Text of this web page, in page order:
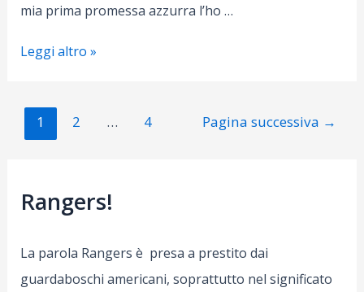
mia prima promessa azzurra l’ho …
Giovanni
il
Santo
Leggi altro »
Navigazione
articoli
1 2 … 4 Pagina successiva →
Rangers!
La parola Rangers è presa a prestito dai
guardaboschi americani, soprattutto nel significato